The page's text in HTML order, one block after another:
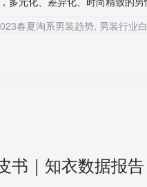
书｜知衣数据报告